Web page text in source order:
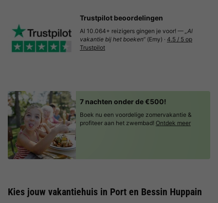
Trustpilot beoordelingen
Al 10.064+ reizigers gingen je voor! — „Al
vakantie bij het boeken“ (Emy) · 4.5 / 5 op
Trustpilot
7 nachten onder de €500!
Boek nu een voordelige zomervakantie &
profiteer aan het zwembad! Ontdek meer
Kies jouw vakantiehuis in Port en Bessin Huppain